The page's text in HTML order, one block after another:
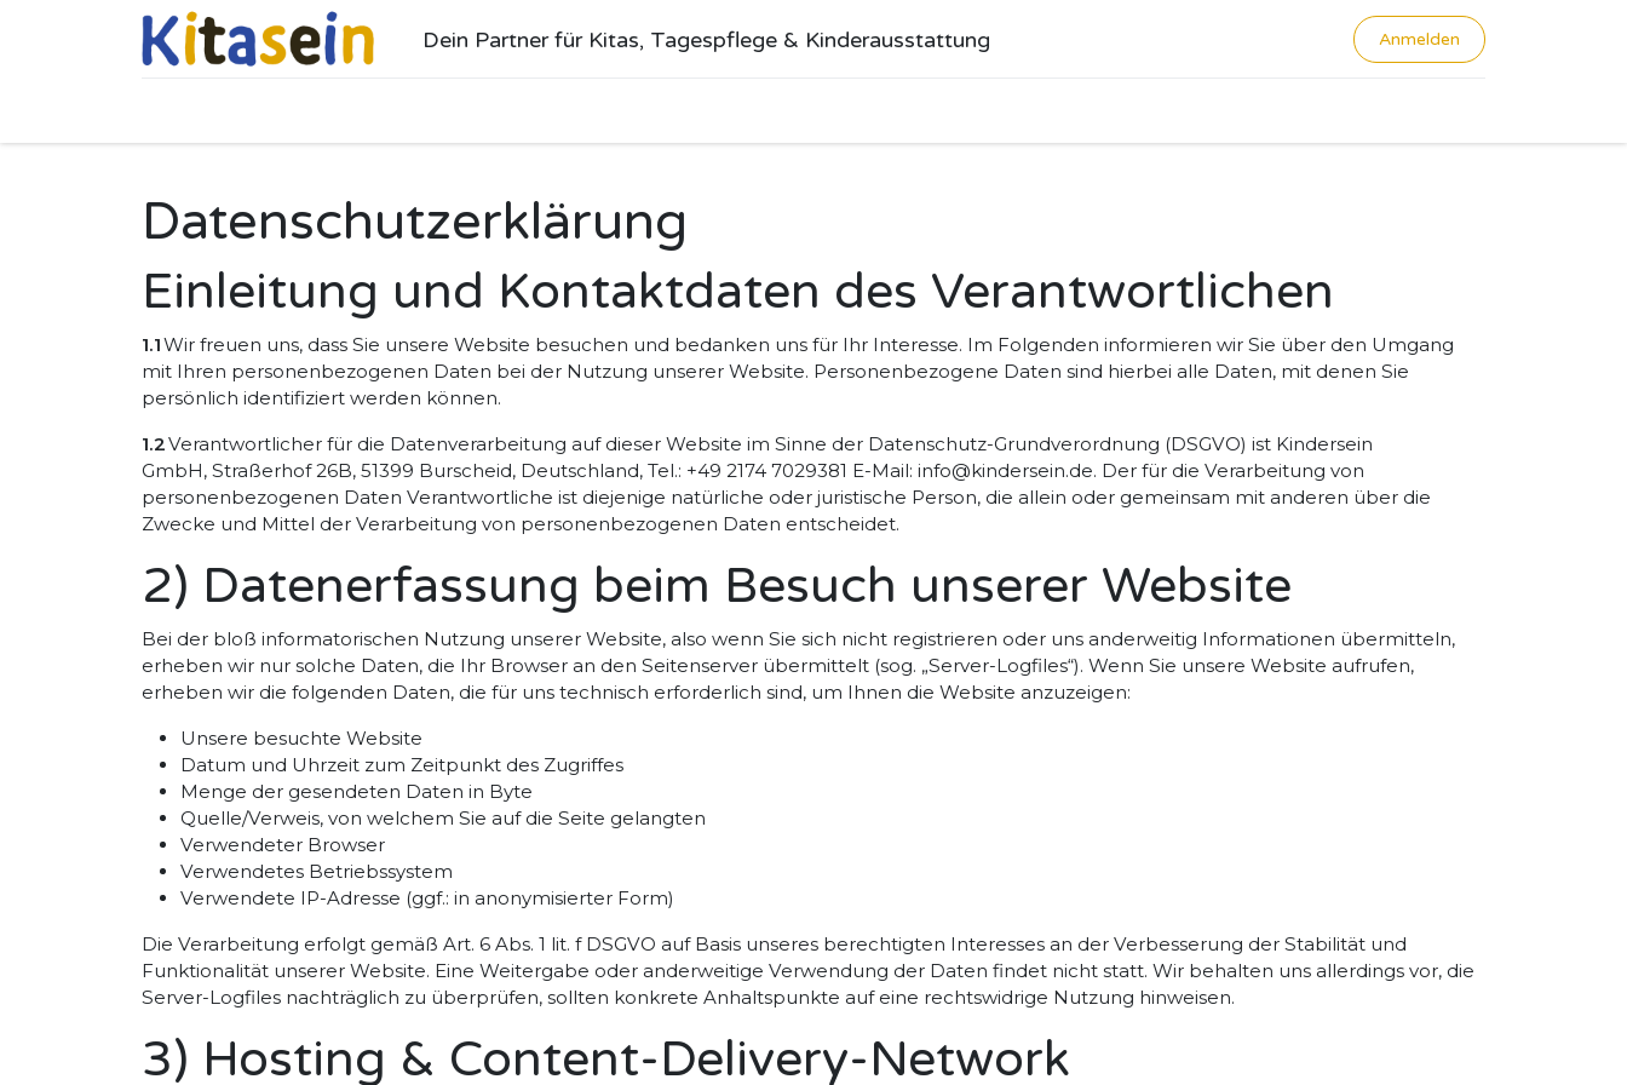
Dein Partner für Kitas, Tagespflege & Kinderausstattung Anmelden
Datenschutzerklärung
Einleitung und Kontaktdaten des Verantwortlichen
1.1Wir freuen uns, dass Sie unsere Website besuchen und bedanken uns für Ihr Interesse. Im Folgenden informieren wir Sie über den Umgang
mit Ihren personenbezogenen Daten bei der Nutzung unserer Website. Personenbezogene Daten sind hierbei alle Daten, mit denen Sie
persönlich identifiziert werden können.
1.2Verantwortlicher für die Datenverarbeitung auf dieser Website im Sinne der Datenschutz-Grundverordnung (DSGVO) ist Kindersein
GmbH, Straßerhof 26B, 51399 Burscheid, Deutschland, Tel.: +49 2174 7029381 E-Mail: info@kindersein.de. Der für die Verarbeitung von
personenbezogenen Daten Verantwortliche ist diejenige natürliche oder juristische Person, die allein oder gemeinsam mit anderen über die
Zwecke und Mittel der Verarbeitung von personenbezogenen Daten entscheidet.
2) Datenerfassung beim Besuch unserer Website
Bei der bloß informatorischen Nutzung unserer Website, also wenn Sie sich nicht registrieren oder uns anderweitig Informationen übermitteln,
erheben wir nur solche Daten, die Ihr Browser an den Seitenserver übermittelt (sog. „Server-Logfiles“). Wenn Sie unsere Website aufrufen,
erheben wir die folgenden Daten, die für uns technisch erforderlich sind, um Ihnen die Website anzuzeigen:
Unsere besuchte Website
Datum und Uhrzeit zum Zeitpunkt des Zugriffes
Menge der gesendeten Daten in Byte
Quelle/Verweis, von welchem Sie auf die Seite gelangten
Verwendeter Browser
Verwendetes Betriebssystem
Verwendete IP-Adresse (ggf.: in anonymisierter Form)
Die Verarbeitung erfolgt gemäß Art. 6 Abs. 1 lit. f DSGVO auf Basis unseres berechtigten Interesses an der Verbesserung der Stabilität und
Funktionalität unserer Website. Eine Weitergabe oder anderweitige Verwendung der Daten findet nicht statt. Wir behalten uns allerdings vor, die
Server-Logfiles nachträglich zu überprüfen, sollten konkrete Anhaltspunkte auf eine rechtswidrige Nutzung hinweisen.
3) Hosting & Content-Delivery-Network